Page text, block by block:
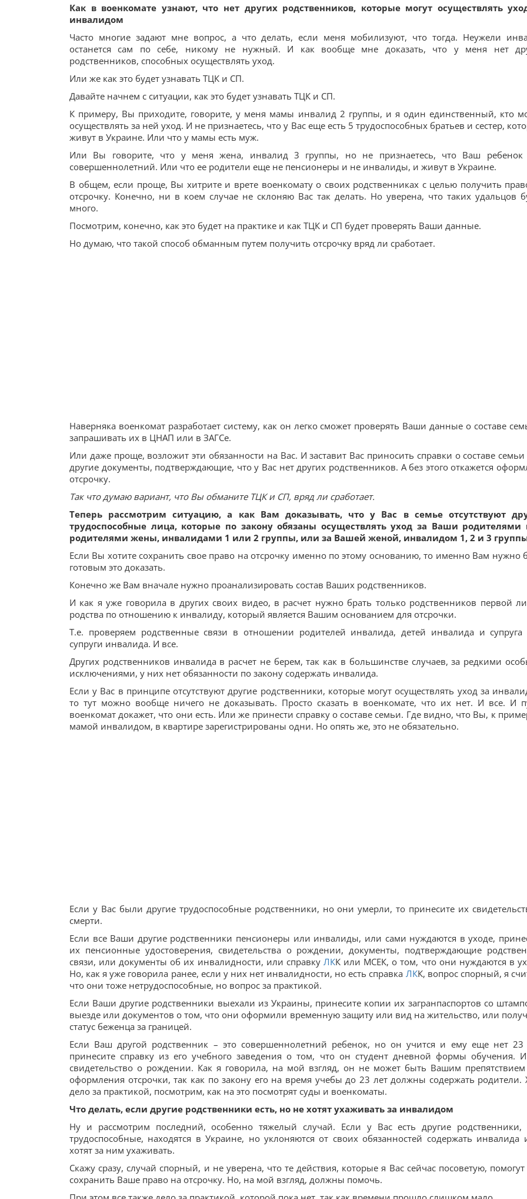
Как в военкомате узнают, что нет других родственников, которые могут осуществлять
инвалидом
Часто многие задают мне вопрос, а что делать, если меня мобилизуют, что тогда. Неужели
останется сам по себе, никому не нужный. И как вообще мне доказать, что у меня нет
родственников, способных осуществлять уход.
Или же как это будет узнавать ТЦК и СП.
Давайте начнем с ситуации, как это будет узнавать ТЦК и СП.
К примеру, Вы приходите, говорите, у меня мамы инвалид 2 группы, и я один единственный, кто
осуществлять за ней уход. И не признаетесь, что у Вас еще есть 5 трудоспособных братьев и сестер,
живут в Украине. Или что у мамы есть муж.
Или Вы говорите, что у меня жена, инвалид 3 группы, но не признаетесь, что Ваш ребенок
совершеннолетний. Или что ее родители еще не пенсионеры и не инвалиды, и живут в Украине.
В общем, если проще, Вы хитрите и врете военкомату о своих родственниках с целью получить
отсрочку. Конечно, ни в коем случае не склоняю Вас так делать. Но уверена, что таких удальцов
много.
Посмотрим, конечно, как это будет на практике и как ТЦК и СП будет проверять Ваши данные.
Но думаю, что такой способ обманным путем получить отсрочку вряд ли сработает.
Наверняка военкомат разработает систему, как он легко сможет проверять Ваши данные о составе
запрашивать их в ЦНАП или в ЗАГСе.
Или даже проще, возложит эти обязанности на Вас. И заставит Вас приносить справки о составе
другие документы, подтверждающие, что у Вас нет других родственников. А без этого откажется
отсрочку.
Так что думаю вариант, что Вы обманите ТЦК и СП, вряд ли сработает.
Теперь рассмотрим ситуацию, а как Вам доказывать, что у Вас в семье отсутствуют
трудоспособные лица, которые по закону обязаны осуществлять уход за Ваши родителями
родителями жены, инвалидами 1 или 2 группы, или за Вашей женой, инвалидом 1, 2 и 3
Если Вы хотите сохранить свое право на отсрочку именно по этому основанию, то именно Вам нужно
готовым это доказать.
Конечно же Вам вначале нужно проанализировать состав Ваших родственников.
И как я уже говорила в других своих видео, в расчет нужно брать только родственников первой
родства по отношению к инвалиду, который является Вашим основанием для отсрочки.
Т.е. проверяем родственные связи в отношении родителей инвалида, детей инвалида и супруга
супруги инвалида. И все.
Других родственников инвалида в расчет не берем, так как в большинстве случаев, за редкими
исключениями, у них нет обязанности по закону содержать инвалида.
Если у Вас в принципе отсутствуют другие родственники, которые могут осуществлять уход за
то тут можно вообще ничего не доказывать. Просто сказать в военкомате, что их нет. И все. И
военкомат докажет, что они есть. Или же принести справку о составе семьи. Где видно, что Вы, к
мамой инвалидом, в квартире зарегистрированы одни. Но опять же, это не обязательно.
Если у Вас были другие трудоспособные родственники, но они умерли, то принесите их
смерти.
Если все Ваши другие родственники пенсионеры или инвалиды, или сами нуждаются в уходе,
их пенсионные удостоверения, свидетельства о рождении, документы, подтверждающие
связи, или документы об их инвалидности, или справку ЛКК или МСЕК, о том, что они нуждаются в
Но, как я уже говорила ранее, если у них нет инвалидности, но есть справка ЛКК, вопрос спорный, я
что они тоже нетрудоспособные, но вопрос за практикой.
Если Ваши другие родственники выехали из Украины, принесите копии их загранпаспортов со
выезде или документов о том, что они оформили временную защиту или вид на жительство, или
статус беженца за границей.
Если Ваш другой родственник – это совершеннолетний ребенок, но он учится и ему еще нет 23
принесите справку из его учебного заведения о том, что он студент дневной формы обучения.
свидетельство о рождении. Как я говорила, на мой взгляд, он не может быть Вашим
оформления отсрочки, так как по закону его на время учебы до 23 лет должны содержать родители.
дело за практикой, посмотрим, как на это посмотрят суды и военкоматы.
Что делать, если другие родственники есть, но не хотят ухаживать за инвалидом
Ну и рассмотрим последний, особенно тяжелый случай. Если у Вас есть другие родственники,
трудоспособные, находятся в Украине, но уклоняются от своих обязанностей содержать инвалида
хотят за ним ухаживать.
Скажу сразу, случай спорный, и не уверена, что те действия, которые я Вас сейчас посоветую,
сохранить Ваше право на отсрочку. Но, на мой взгляд, должны помочь.